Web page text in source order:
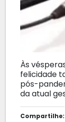
Às
felicidade
pós-
da atual
Compartilhe: